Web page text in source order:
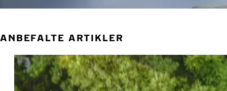
ANBEFALTE ARTIKLER